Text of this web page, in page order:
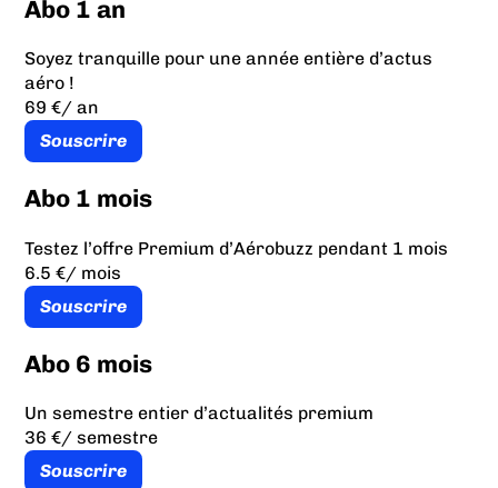
Abo 1 an
Soyez tranquille pour une année entière d’actus
aéro !
69 €/ an
Souscrire
Abo 1 mois
Testez l’offre Premium d’Aérobuzz pendant 1 mois
6.5 €/ mois
Souscrire
Abo 6 mois
Un semestre entier d’actualités premium
36 €/ semestre
Souscrire